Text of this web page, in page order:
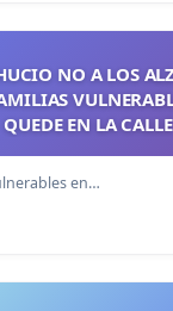
A
QUEDE EN LA CALLE
en…